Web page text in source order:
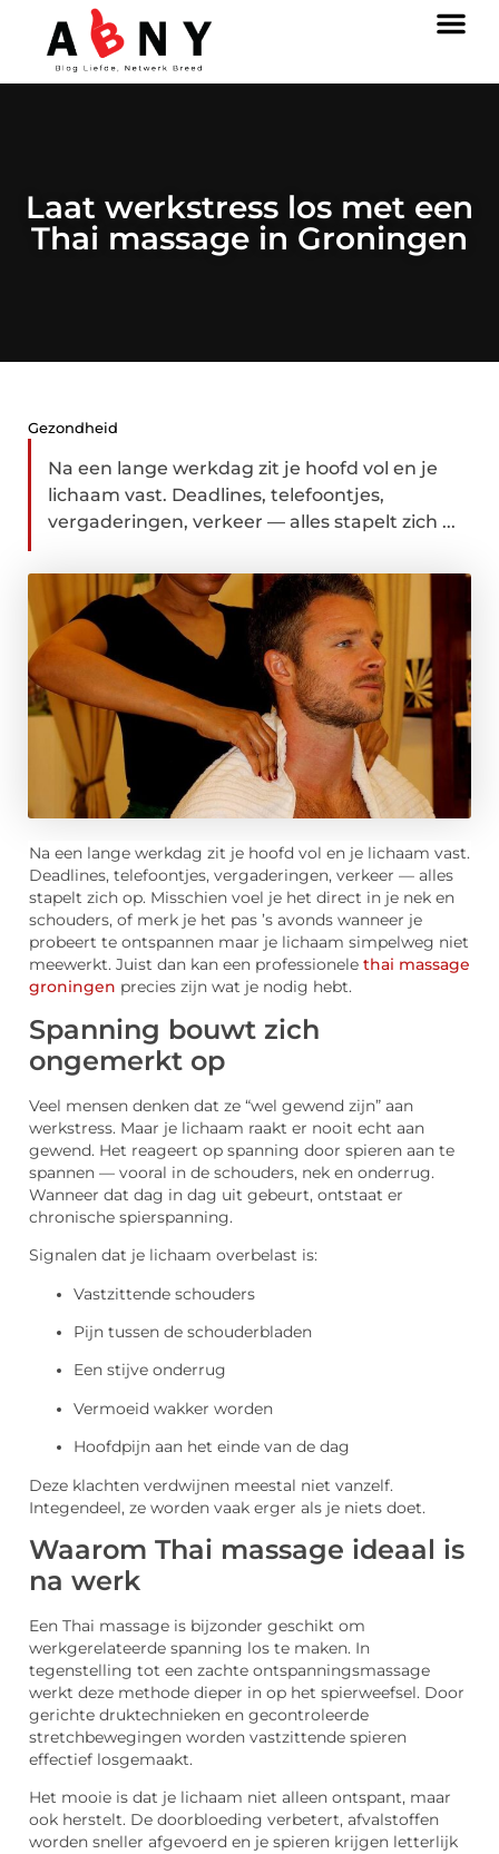
Laat werkstress los met een
Thai massage in Groningen
Gezondheid
Na een lange werkdag zit je hoofd vol en je
lichaam vast. Deadlines, telefoontjes,
vergaderingen, verkeer — alles stapelt zich ...
Na een lange werkdag zit je hoofd vol en je lichaam vast.
Deadlines, telefoontjes, vergaderingen, verkeer — alles
stapelt zich op. Misschien voel je het direct in je nek en
schouders, of merk je het pas ’s avonds wanneer je
probeert te ontspannen maar je lichaam simpelweg niet
meewerkt. Juist dan kan een professionele thai massage
groningen precies zijn wat je nodig hebt.
Spanning bouwt zich
ongemerkt op
Veel mensen denken dat ze “wel gewend zijn” aan
werkstress. Maar je lichaam raakt er nooit echt aan
gewend. Het reageert op spanning door spieren aan te
spannen — vooral in de schouders, nek en onderrug.
Wanneer dat dag in dag uit gebeurt, ontstaat er
chronische spierspanning.
Signalen dat je lichaam overbelast is:
Vastzittende schouders
Pijn tussen de schouderbladen
Een stijve onderrug
Vermoeid wakker worden
Hoofdpijn aan het einde van de dag
Deze klachten verdwijnen meestal niet vanzelf.
Integendeel, ze worden vaak erger als je niets doet.
Waarom Thai massage ideaal is
na werk
Een Thai massage is bijzonder geschikt om
werkgerelateerde spanning los te maken. In
tegenstelling tot een zachte ontspanningsmassage
werkt deze methode dieper in op het spierweefsel. Door
gerichte druktechnieken en gecontroleerde
stretchbewegingen worden vastzittende spieren
effectief losgemaakt.
Het mooie is dat je lichaam niet alleen ontspant, maar
ook herstelt. De doorbloeding verbetert, afvalstoffen
worden sneller afgevoerd en je spieren krijgen letterlijk